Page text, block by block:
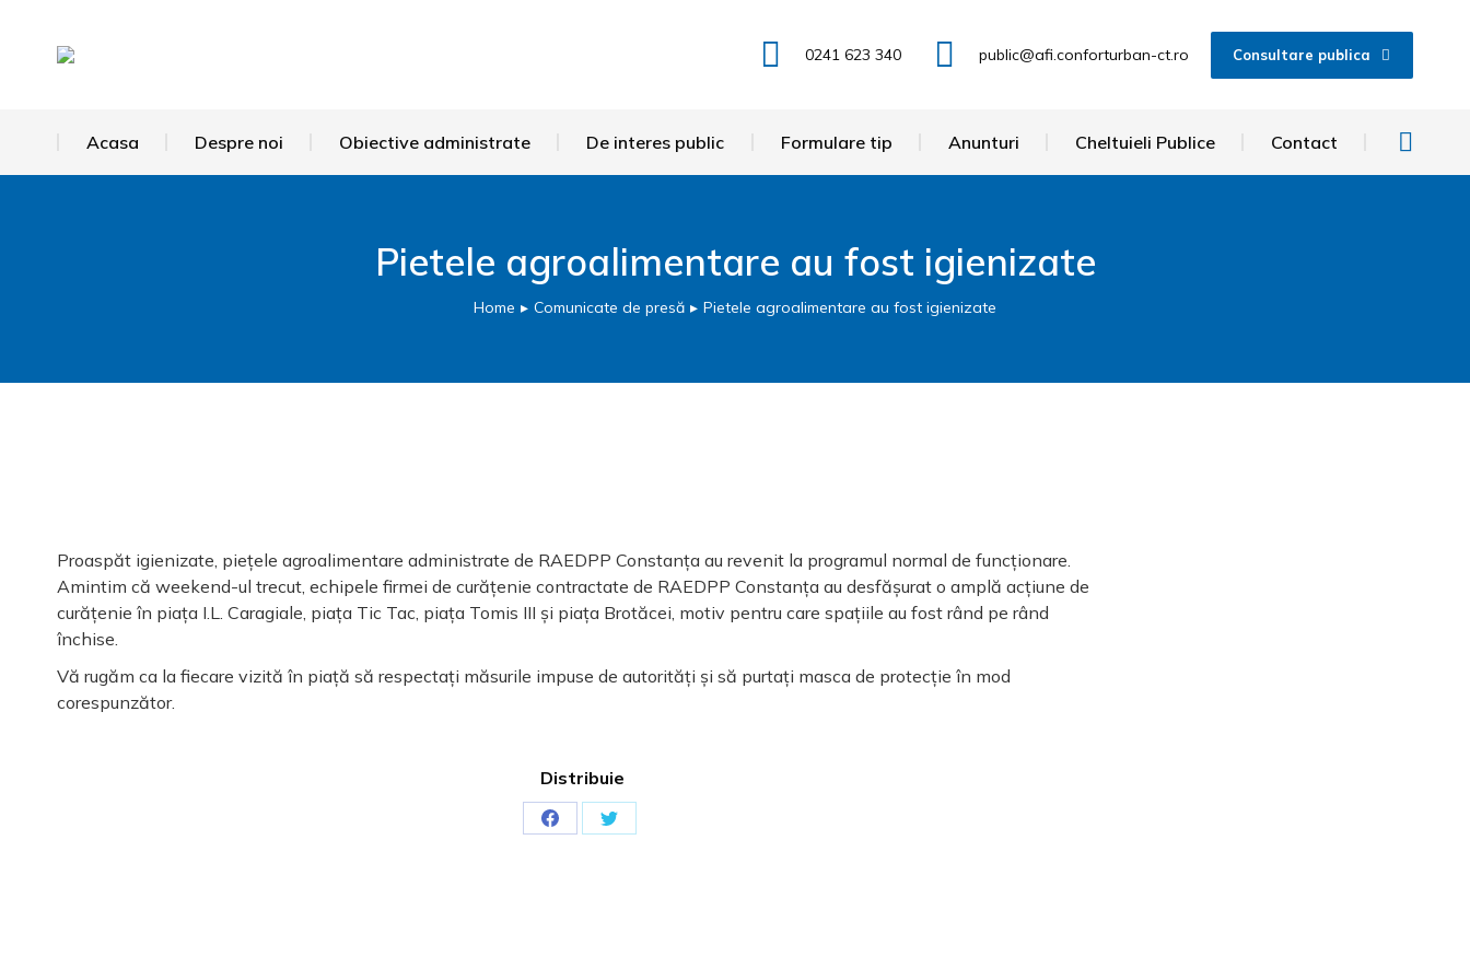
0241 623 340 public@afi.conforturban-ct.ro Consultare publica
Acasa Despre noi Obiective administrate De interes public Formulare tip Anunturi Cheltuieli Publice Contact
Pietele agroalimentare au fost igienizate
Home Comunicate de presă Pietele agroalimentare au fost igienizate
Proaspăt igienizate, piețele agroalimentare administrate de RAEDPP Constanța au revenit la programul normal de funcționare.
Amintim că weekend-ul trecut, echipele firmei de curățenie contractate de RAEDPP Constanța au desfășurat o amplă acțiune de
curățenie în piața I.L. Caragiale, piața Tic Tac, piața Tomis III și piața Brotăcei, motiv pentru care spațiile au fost rând pe rând
închise.
Vă rugăm ca la fiecare vizită în piață să respectați măsurile impuse de autorități și să purtați masca de protecție în mod
corespunzător.
Distribuie